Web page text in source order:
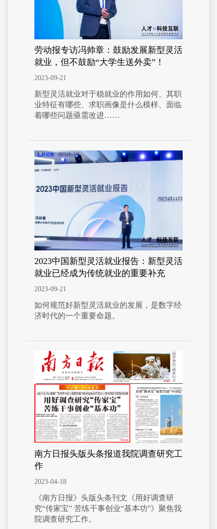
劳动报专访冯帅章：鼓励发展新型灵活
就业，但不鼓励“大学生送外卖”！
2023-09-21
新型灵活就业对于稳就业的作用如何、其职
业特征有哪些、求职画像是什么模样、面临
着哪些问题亟需改进……
2023中国新型灵活就业报告：新型灵活
就业已经成为传统就业的重要补充
2023-09-21
如何规范好新型灵活就业的发展，是数字经
济时代的一个重要命题。
南方日报头版头条报道我院调查研究工
作
2023-04-18
《南方日报》头版头条刊文《用好调查研
究“传家宝” 苦练干事创业“基本功”》聚焦我
院调查研究工作。